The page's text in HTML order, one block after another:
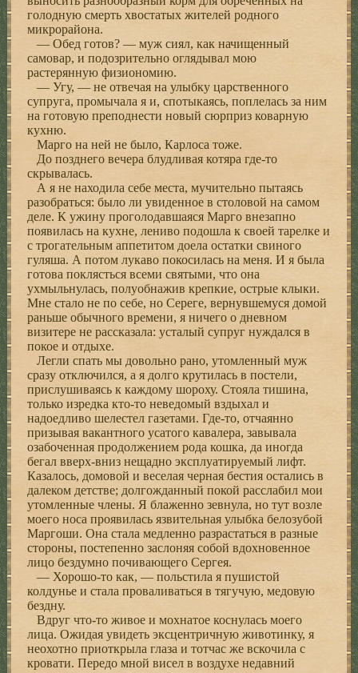
голодную смерть хвостатых жителей родного
микрорайона.
— Обед готов? — муж сиял, как начищенный
самовар, и подозрительно оглядывал мою
растерянную физиономию.
— Угу, — не отвечая на улыбку царственного
супруга, промычала я и, спотыкаясь, поплелась за ним
на готовую преподнести новый сюрприз коварную
кухню.
Марго на ней не было, Карлоса тоже.
До позднего вечера блудливая котяра где-то
скрывалась.
А я не находила себе места, мучительно пытаясь
разобраться: было ли увиденное в столовой на самом
деле. К ужину проголодавшаяся Марго внезапно
появилась на кухне, лениво подошла к своей тарелке и
с трогательным аппетитом доела остатки свиного
гуляша. А потом лукаво покосилась на меня. И я была
готова поклясться всеми святыми, что она
ухмыльнулась, полуобнажив крепкие, острые клыки.
Мне стало не по себе, но Сереге, вернувшемуся домой
раньше обычного времени, я ничего о дневном
визитере не рассказала: усталый супруг нуждался в
покое и отдыхе.
Легли спать мы довольно рано, утомленный муж
сразу отключился, а я долго крутилась в постели,
прислушиваясь к каждому шороху. Стояла тишина,
только изредка кто-то неведомый вздыхал и
надоедливо шелестел газетами. Где-то, отчаянно
призывая вакантного усатого кавалера, завывала
озабоченная продолжением рода кошка, да иногда
бегал вверх-вниз нещадно эксплуатируемый лифт.
Казалось, домовой и веселая черная бестия остались в
далеком детстве; долгожданный покой расслабил мои
утомленные члены. Я блаженно зевнула, но тут возле
моего носа проявилась язвительная улыбка белозубой
Маргоши. Она стала медленно разрастаться в разные
стороны, постепенно заслоняя собой вдохновенное
лицо бездумно почивающего Сергея.
— Хорошо-то как, — польстила я пушистой
колдунье и стала проваливаться в тягучую, медовую
бездну.
Вдруг что-то живое и мохнатое коснулась моего
лица. Ожидая увидеть эксцентричную животинку, я
неохотно приоткрыла глаза и тотчас же вскочила с
кровати. Передо мной висел в воздухе недавний